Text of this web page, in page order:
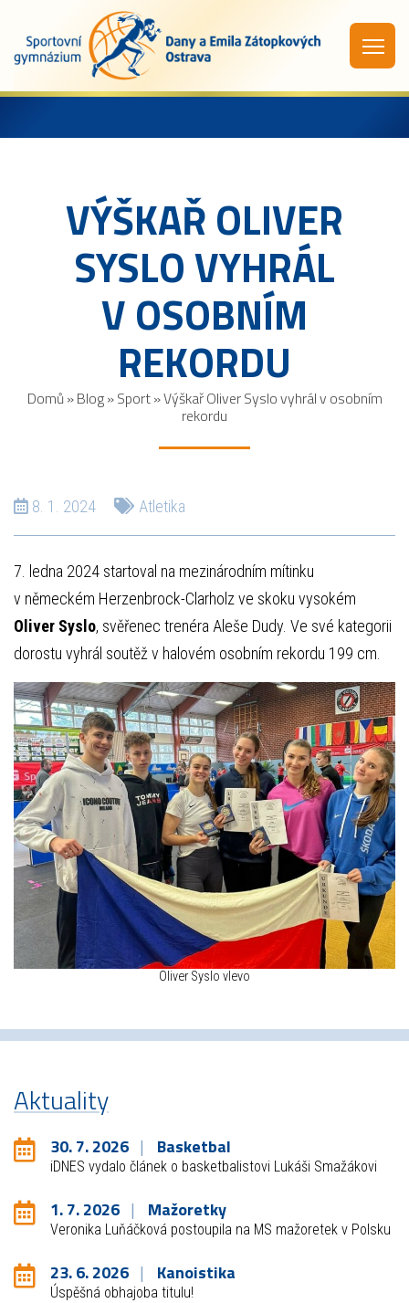
VÝŠKAŘ OLIVER
SYSLO VYHRÁL
V OSOBNÍM
REKORDU
Domů »Blog»Sport»Výškař Oliver Syslo vyhrál v osobním
rekordu
8. 1. 2024 Atletika
7. ledna 2024 startoval na mezinárodním mítinku
v německém Herzenbrock-Clarholz ve skoku vysokém
Oliver Syslo, svěřenec trenéra Aleše Dudy. Ve své kategorii
dorostu vyhrál soutěž v halovém osobním rekordu 199 cm.
Oliver Syslo vlevo
Aktuality
30. 7. 2026 Basketbal
iDNES vydalo článek o basketbalistovi Lukáši Smažákovi
1. 7. 2026 Mažoretky
Veronika Luňáčková postoupila na MS mažoretek v Polsku
23. 6. 2026 Kanoistika
Úspěšná obhajoba titulu!